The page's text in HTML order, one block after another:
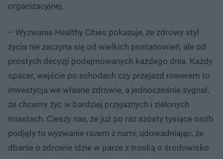
organizacyjnej.
– Wyzwanie Healthy Cities pokazuje, że zdrowy styl
życia nie zaczyna się od wielkich postanowień, ale od
prostych decyzji podejmowanych każdego dnia. Każdy
spacer, wejście po schodach czy przejazd rowerem to
inwestycja we własne zdrowie, a jednocześnie sygnał,
że chcemy żyć w bardziej przyjaznych i zielonych
miastach. Cieszy nas, że już po raz szósty tysiące osób
podjęły to wyzwanie razem z nami, udowadniając, że
dbanie o zdrowie idzie w parze z troską o środowisko